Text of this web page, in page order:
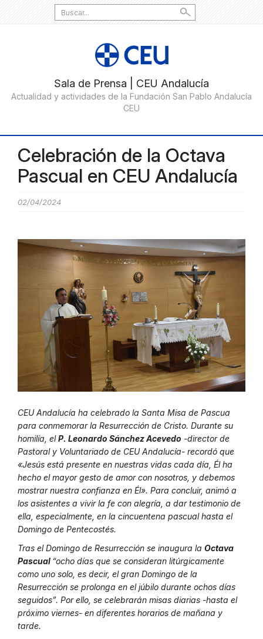
Search
for:
Celebración de la Octava
Pascual en CEU Andalucía
02/04/2024
CEU Andalucía ha celebrado la Santa Misa de Pascua
para conmemorar la Resurrección de Cristo. Durante su
homilía, elP. Leonardo Sánchez Acevedo -director de
Pastoral y Voluntariado de CEU Andalucía- recordó que
«Jesús está presente en nuestras vidas cada día, Él ha
hecho el mayor gesto de amor con nosotros, y debemos
mostrar nuestra confianza en Él». Para concluir, animó a
los asistentes a vivir la fe con alegría, a dar testimonio de
ella, especialmente, en la cincuentena pascual hasta el
Domingo de Pentecostés.
Tras el Domingo de Resurrección se inaugura la Octava
Pascual “ocho días que se consideran litúrgicamente
como uno solo, es decir, el gran Domingo de la
Resurrección se prolonga en el júbilo durante ochos días
seguidos”. Por ello, se celebrarán misas diarias -hasta el
próximo viernes- en diferentes horarios de mañana y
tarde.